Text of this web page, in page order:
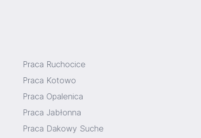
Praca Ruchocice
Praca Kotowo
Praca Opalenica
Praca Jabłonna
Praca Dakowy Suche